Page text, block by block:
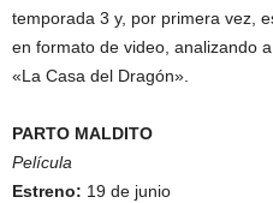
temporada 3 y, por primera vez,
en formato de video, analizando
«La Casa del Dragón».
PARTO MALDITO
Película
Estreno: 19 de junio